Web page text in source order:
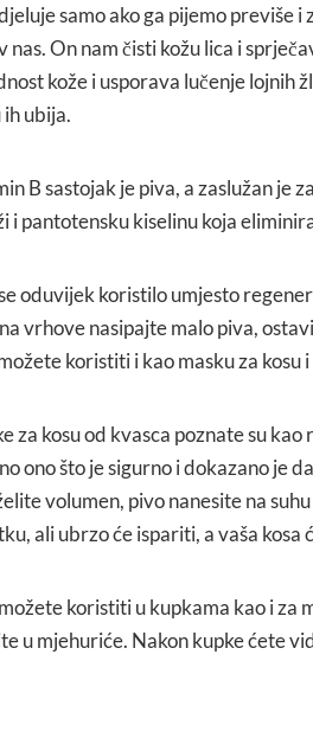
samo ako ga pijemo previše
nas. On nam čisti kožu lica i
kože i usporava lučenje lojnih
ubija.
B sastojak je piva, a zaslužan je
i pantotensku kiselinu koja
oduvijek koristilo umjesto
vrhove nasipajte malo piva,
koristiti i kao masku za kosu i
za kosu od kvasca poznate su
ono što je sigurno i dokazano je
volumen, pivo nanesite na
ali ubrzo će ispariti, a vaša kosa
koristiti u kupkama kao i za
u mjehuriće. Nakon kupke ćete